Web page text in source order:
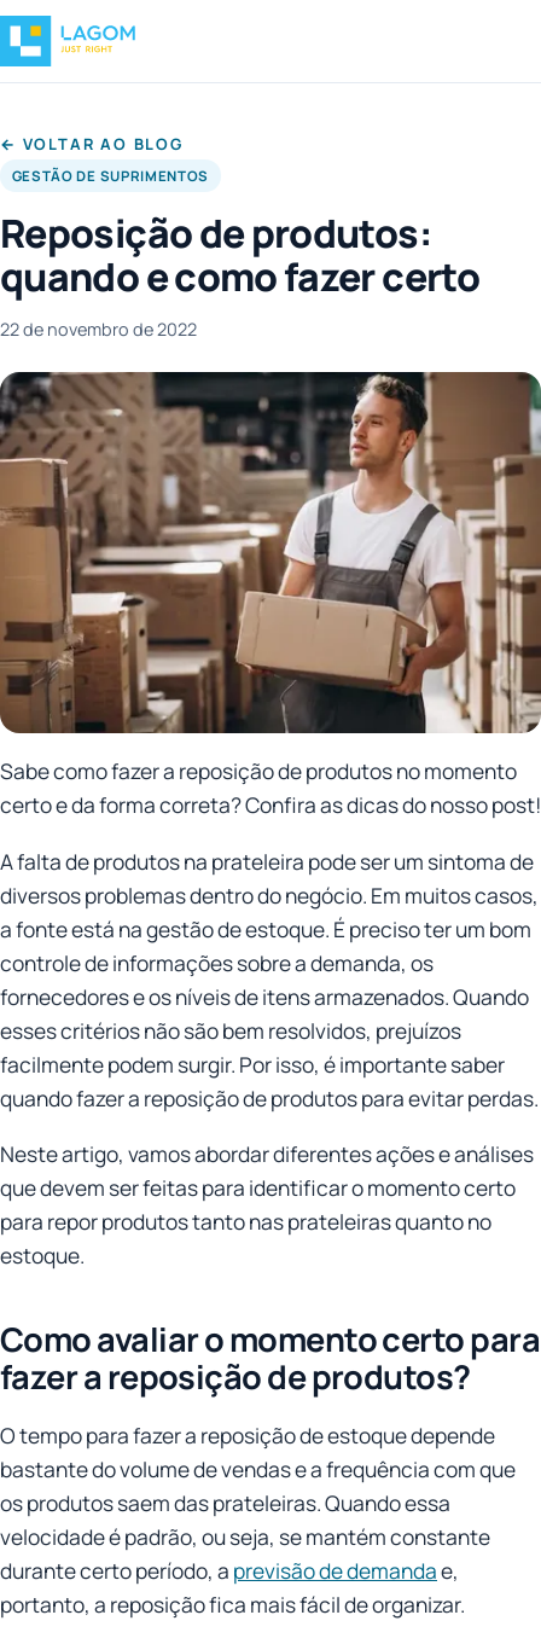
← VOLTAR AO BLOG
GESTÃO DE SUPRIMENTOS
Reposição de produtos:
quando e como fazer certo
22 de novembro de 2022
Sabe como fazer a reposição de produtos no momento
certo e da forma correta? Confira as dicas do nosso post!
A falta de produtos na prateleira pode ser um sintoma de
diversos problemas dentro do negócio. Em muitos casos,
a fonte está na gestão de estoque. É preciso ter um bom
controle de informações sobre a demanda, os
fornecedores e os níveis de itens armazenados. Quando
esses critérios não são bem resolvidos, prejuízos
facilmente podem surgir. Por isso, é importante saber
quando fazer a reposição de produtos para evitar perdas.
Neste artigo, vamos abordar diferentes ações e análises
que devem ser feitas para identificar o momento certo
para repor produtos tanto nas prateleiras quanto no
estoque.
Como avaliar o momento certo para
fazer a reposição de produtos?
O tempo para fazer a reposição de estoque depende
bastante do volume de vendas e a frequência com que
os produtos saem das prateleiras. Quando essa
velocidade é padrão, ou seja, se mantém constante
durante certo período, a previsão de demandae,
portanto, a reposição fica mais fácil de organizar.